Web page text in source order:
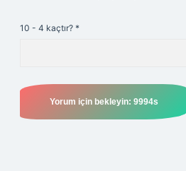
10 - 4 kaçtır? *